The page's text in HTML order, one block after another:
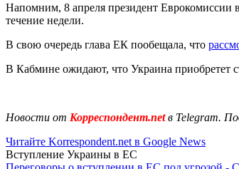
Напомним, 8 апреля президент Еврокомиссии
течение недели.
В свою очередь глава ЕК пообещала, что
В Кабмине ожидают, что Украина приобретет
Новости от Корреспондент.netв Telegram.
Читайте Korrespondent.net в Google News
Вступление Украины в ЕС